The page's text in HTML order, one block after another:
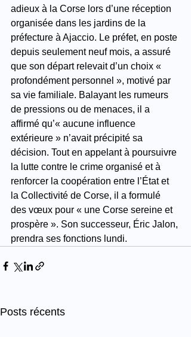
adieux à la Corse lors d’une réception
organisée dans les jardins de la
préfecture à Ajaccio. Le préfet, en poste
depuis seulement neuf mois, a assuré
que son départ relevait d’un choix «
profondément personnel », motivé par
sa vie familiale. Balayant les rumeurs
de pressions ou de menaces, il a
affirmé qu’« aucune influence
extérieure » n’avait précipité sa
décision. Tout en appelant à poursuivre
la lutte contre le crime organisé et à
renforcer la coopération entre l’État et
la Collectivité de Corse, il a formulé
des vœux pour « une Corse sereine et
prospère ». Son successeur, Éric Jalon,
prendra ses fonctions lundi.
Posts récents